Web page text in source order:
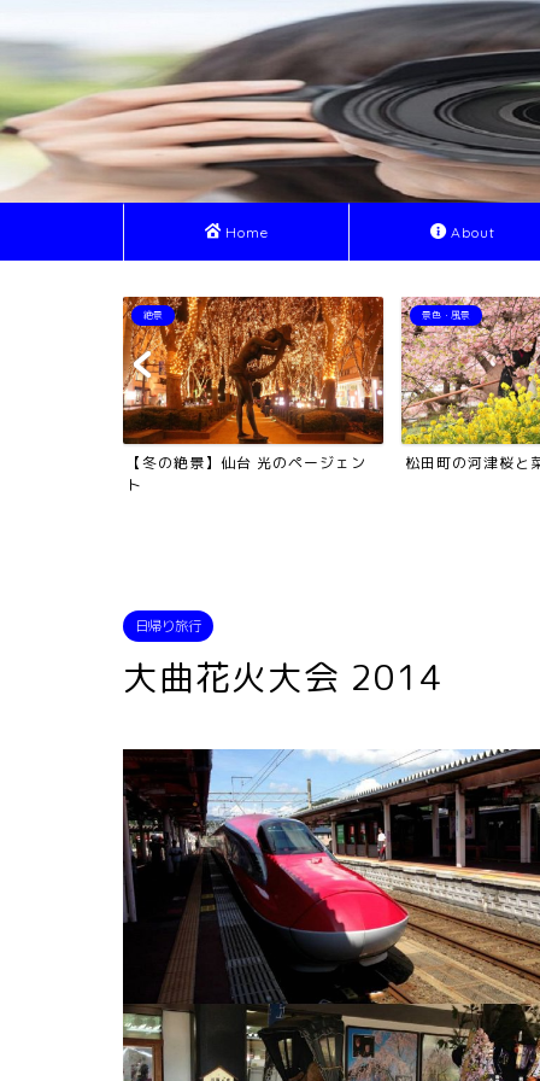
Home About
絶景
【冬の絶景】仙台 光のページェン
ト
景色・風景
松田町の河津桜と
日帰り旅行
大曲花火大会 2014